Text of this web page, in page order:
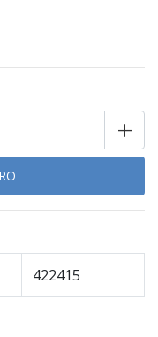
+
422415